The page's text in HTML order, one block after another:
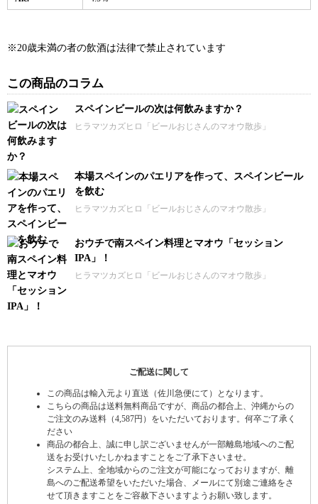
※20歳未満の者の飲酒は法律で禁止されています
この商品のコラム
スペインビールの次は何飲みますか？
ヒラマツカズヒロ「ビールおじさんのマオウ散歩」
本場スペインのパエリアを作って、スペインビール
を飲む
ヒラマツカズヒロ「ビールおじさんのマオウ散歩」
おウチで南スペイン料理とマオウ「セッション
IPA」！
ヒラマツカズヒロ「ビールおじさんのマオウ散歩」
ご配送に関して
この商品は輸入元より直送（佐川急便にて）となります。
こちらの商品は送料無料商品ですが、商品の都合上、沖縄からの
ご注文のみ送料（4,587円）をいただいております。何卒ご了承く
ださい
商品の都合上、誠に申し訳ございませんが一部離島地域へのご配
送をお受けいたしかねますことをご了承下さいませ。
システム上、全地域からのご注文が可能になっておりますが、離
島へのご配送希望をいただいた場合、メールにて別途ご連絡をさ
せて頂きますことをご容赦下さいますようお願い致します。